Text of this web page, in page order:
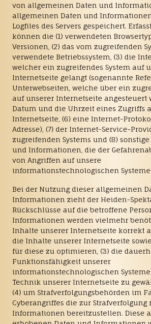
von allgemeinen Daten und
allgemeinen Daten und
Logfiles des Servers gespeichert.
können die (1) verwendeten
Versionen, (2) das vom zugreifenden
verwendete Betriebssystem, (3) die
welcher ein zugreifendes System auf
Internetseite gelangt (sogenannte
Unterwebseiten, welche über ein
auf unserer Internetseite angesteuert
Datum und die Uhrzeit eines Zugriffs
Internetseite, (6) eine Internet-
Adresse), (7) der Internet-Service-
zugreifenden Systems und (8)
und Informationen, die der
von Angriffen auf unsere
informationstechnologischen
Bei der Nutzung dieser allgemeinen
Informationen zieht der Heiden-
Rückschlüsse auf die betroffene
Informationen werden vielmehr
Inhalte unserer Internetseite korrekt
die Inhalte unserer Internetseite
für diese zu optimieren, (3) die
Funktionsfähigkeit unserer
informationstechnologischen
Technik unserer Internetseite zu
(4) um Strafverfolgungsbehörden im
Cyberangriffes die zur Strafverfolgung
Informationen bereitzustellen. Diese